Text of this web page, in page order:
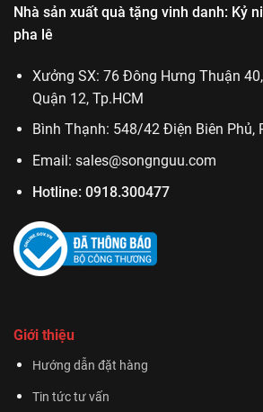
Nhà sản xuất quà tặng vinh danh: Kỷ
pha lê
Xưởng SX: 76 Đông Hưng Thuận
Quận 12, Tp.HCM
Bình Thạnh: 548/42 Điện Biên Phủ,
Email: sales@songnguu.com
Hotline: 0918.300477
Giới thiệu
Hướng dẫn đặt hàng
Tin tức tư vấn